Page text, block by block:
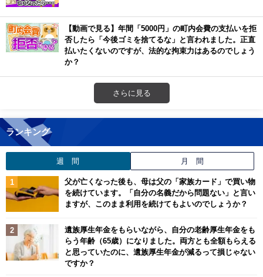
【動画で見る】年間「5000円」の町内会費の支払いを拒
否したら「今後ゴミを捨てるな」と言われました。正直
払いたくないのですが、法的な拘束力はあるのでしょう
か？
さらに見る
ランキング
週 間 月 間
父が亡くなった後も、母は父の「家族カード」で買い物
を続けています。「自分の名義だから問題ない」と言い
ますが、このまま利用を続けてもよいのでしょうか？
遺族厚生年金をもらいながら、自分の老齢厚生年金をも
らう年齢（65歳）になりました。両方とも全額もらえる
と思っていたのに、遺族厚生年金が減るって損じゃない
ですか？